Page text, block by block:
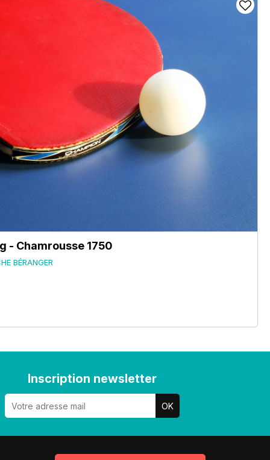
- Chamrousse 1750
BÉRANGER
Inscription newsletter